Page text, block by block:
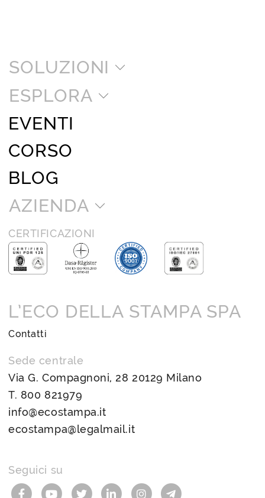
SOLUZIONI
ESPLORA
EVENTI
CORSO
BLOG
AZIENDA
CERTIFICAZIONI
L’ECO DELLA STAMPA SPA
Contatti
Sede centrale
Via G. Compagnoni, 28 20129 Milano
T. 800 821979
info@ecostampa.it
ecostampa@legalmail.it
Seguici su